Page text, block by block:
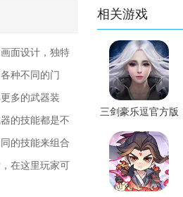
面设计，独特
种不同的门
多的武器装
的技能都是不
的技能来组合
在这里玩家可
相关游戏
三剑豪乐逗官方版